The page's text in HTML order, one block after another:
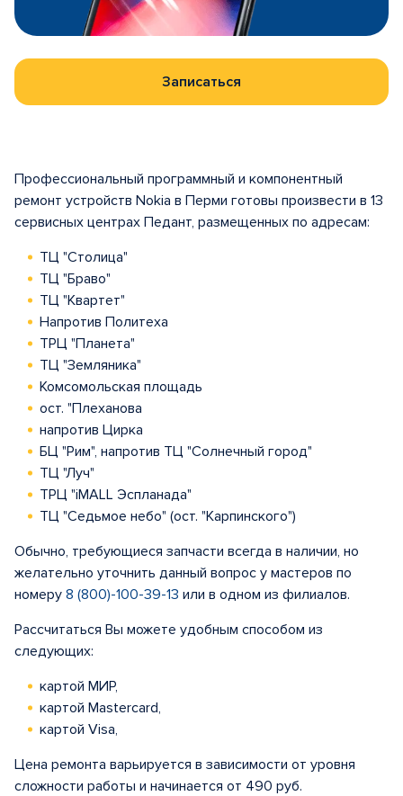
Записаться
Профессиональный программный и компонентный
ремонт устройств Nokia в Перми готовы произвести в 13
сервисных центрах Педант, размещенных по адресам:
ТЦ "Столица"
ТЦ "Браво"
ТЦ "Квартет"
Напротив Политеха
ТРЦ "Планета"
ТЦ "Земляника"
Комсомольская площадь
ост. "Плеханова
напротив Цирка
БЦ "Рим", напротив ТЦ "Солнечный город"
ТЦ "Луч"
ТРЦ "iMALL Эспланада"
ТЦ "Седьмое небо" (ост. "Карпинского")
Обычно, требующиеся запчасти всегда в наличии, но
желательно уточнить данный вопрос у мастеров по
номеру 8 (800)-100-39-13 или в одном из филиалов.
Рассчитаться Вы можете удобным способом из
следующих:
картой МИР,
картой Mastercard,
картой Visa,
Цена ремонта варьируется в зависимости от уровня
сложности работы и начинается от 490 руб.